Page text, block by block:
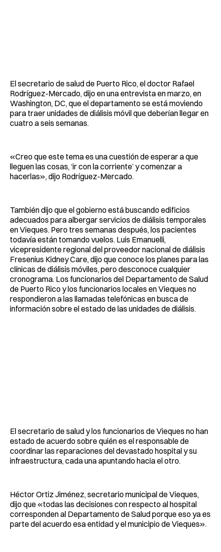
El secretario de salud de Puerto Rico, el doctor Rafael
Rodríguez-Mercado, dijo en una entrevista en marzo, en
Washington, DC, que el departamento se está moviendo
para traer unidades de diálisis móvil que deberían llegar en
cuatro a seis semanas.
«Creo que este tema es una cuestión de esperar a que
lleguen las cosas, ‘ir con la corriente’ y comenzar a
hacerlas», dijo Rodríguez-Mercado.
También dijo que el gobierno está buscando edificios
adecuados para albergar servicios de diálisis temporales
en Vieques. Pero tres semanas después, los pacientes
todavía están tomando vuelos. Luis Emanuelli,
vicepresidente regional del proveedor nacional de diálisis
Fresenius Kidney Care, dijo que conoce los planes para las
clínicas de diálisis móviles, pero desconoce cualquier
cronograma. Los funcionarios del Departamento de Salud
de Puerto Rico y los funcionarios locales en Vieques no
respondieron a las llamadas telefónicas en busca de
información sobre el estado de las unidades de diálisis.
El secretario de salud y los funcionarios de Vieques no han
estado de acuerdo sobre quién es el responsable de
coordinar las reparaciones del devastado hospital y su
infraestructura, cada una apuntando hacia el otro.
Héctor Ortiz Jiménez, secretario municipal de Vieques,
dijo que «todas las decisiones con respecto al hospital
corresponden al Departamento de Salud porque eso ya es
parte del acuerdo esa entidad y el municipio de Vieques».